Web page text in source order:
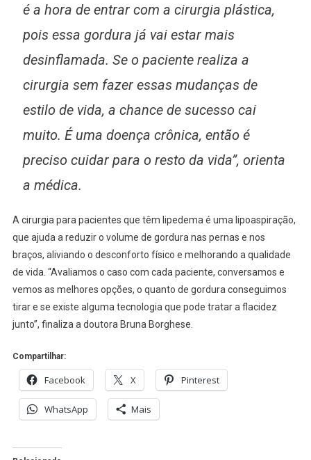
é a hora de entrar com a cirurgia plástica,
pois essa gordura já vai estar mais
desinflamada. Se o paciente realiza a
cirurgia sem fazer essas mudanças de
estilo de vida, a chance de sucesso cai
muito. É uma doença crônica, então é
preciso cuidar para o resto da vida”, orienta
a médica.
A cirurgia para pacientes que têm lipedema é uma lipoaspiração,
que ajuda a reduzir o volume de gordura nas pernas e nos
braços, aliviando o desconforto físico e melhorando a qualidade
de vida. “Avaliamos o caso com cada paciente, conversamos e
vemos as melhores opções, o quanto de gordura conseguimos
tirar e se existe alguma tecnologia que pode tratar a flacidez
junto”, finaliza a doutora Bruna Borghese.
Compartilhar:
Facebook X Pinterest
WhatsApp Mais